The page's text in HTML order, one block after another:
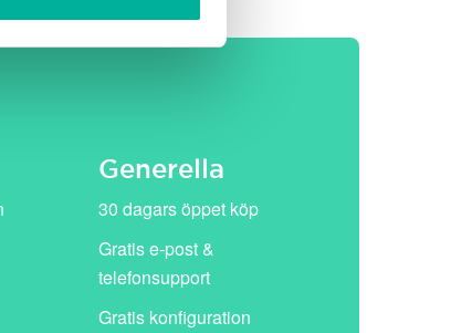
Generella
30 dagars öppet köp
Gratis e-post &
telefonsupport
Gratis konfiguration